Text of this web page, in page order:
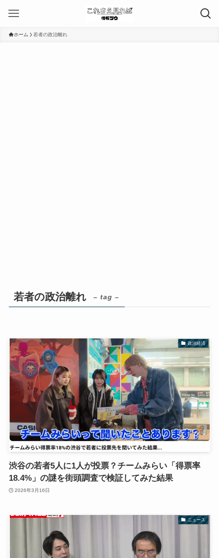
ホーム 若者の政治離れ
若者の政治離れ – tag –
政治経済
渋谷の若者5人に1人が投票？チームみらい「得票率
18.4%」の謎を街頭調査で検証してみた結果
2026年3月16日
ニュース